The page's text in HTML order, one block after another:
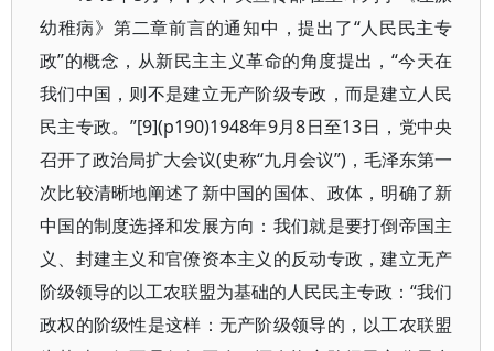
幼稚病》第二章前言的通知中，提出了“人民民主专
政”的概念，从新民主主义革命的角度提出，“今天在
我们中国，则不是建立无产阶级专政，而是建立人民
民主专政。”[9](p190)1948年9月8日至13日，党中央
召开了政治局扩大会议(史称“九月会议”)，毛泽东第一
次比较清晰地阐述了新中国的国体、政体，明确了新
中国的制度选择和发展方向：我们就是要打倒帝国主
义、封建主义和官僚资本主义的反动专政，建立无产
阶级领导的以工农联盟为基础的人民民主专政：“我们
政权的阶级性是这样：无产阶级领导的，以工农联盟